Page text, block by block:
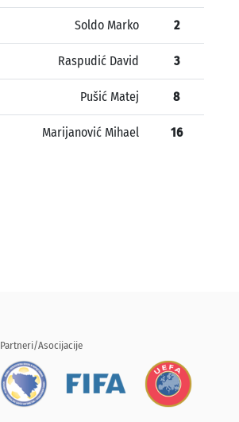
Soldo Marko 2
Raspudić David 3
Pušić Matej 8
Marijanović Mihael 16
Partneri/Asocijacije